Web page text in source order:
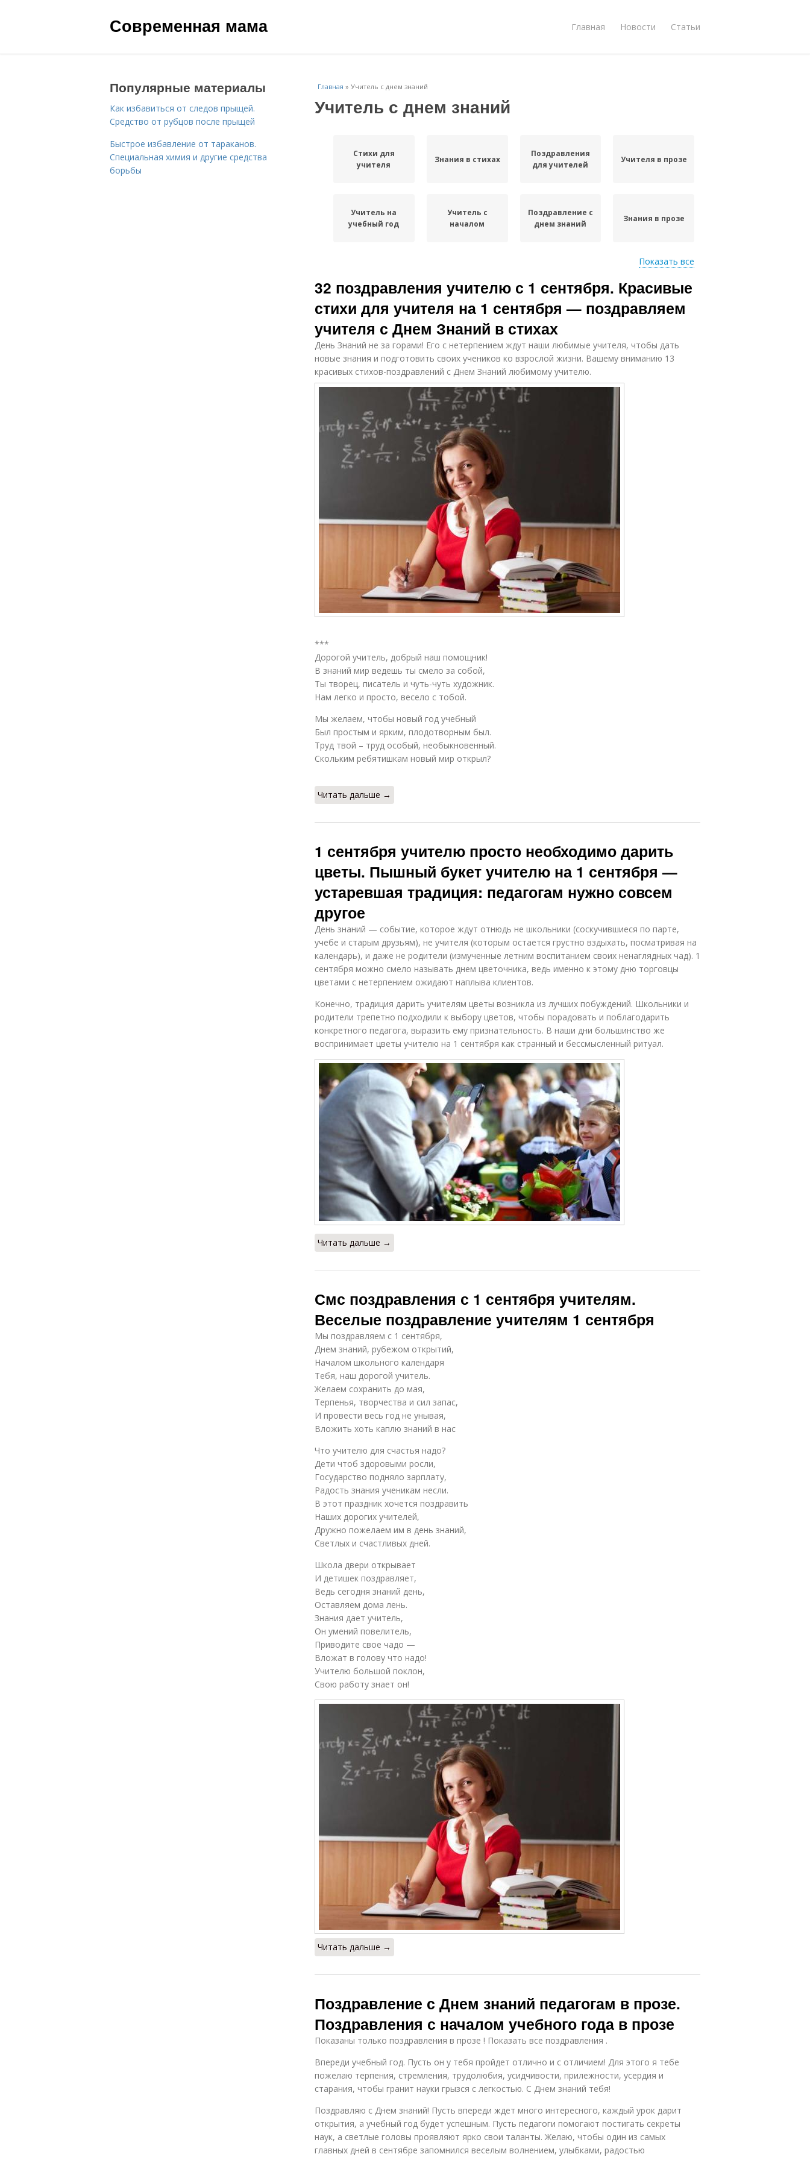
Современная мама Главная Новости Статьи
Главная » Учитель с днем знаний
Учитель с днем знаний
Стихи для
учителя
Знания в стихах
Поздравления
для учителей
Учителя в прозе
Учитель на
учебный год
Учитель с
началом
Поздравление с
днем знаний
Знания в прозе
учителя
знаний
знаний
днем учителя
Учителя от
родителей/
детей
Учитель с
юмором
Сентябрь для
учителей
Показать все
32 поздравления учителю с 1 сентября. Красивые
стихи для учителя на 1 сентября — поздравляем
учителя с Днем Знаний в стихах
День Знаний не за горами! Его с нетерпением ждут наши любимые учителя, чтобы дать
новые знания и подготовить своих учеников ко взрослой жизни. Вашему вниманию 13
красивых стихов-поздравлений с Днем Знаний любимому учителю.
***
Дорогой учитель, добрый наш помощник!
В знаний мир ведешь ты смело за собой,
Ты творец, писатель и чуть-чуть художник.
Нам легко и просто, весело с тобой.
Мы желаем, чтобы новый год учебный
Был простым и ярким, плодотворным был.
Труд твой – труд особый, необыкновенный.
Скольким ребятишкам новый мир открыл?
Читать дальше →
1 сентября учителю просто необходимо дарить
цветы. Пышный букет учителю на 1 сентября —
устаревшая традиция: педагогам нужно совсем
другое
День знаний — событие, которое ждут отнюдь не школьники (соскучившиеся по парте,
учебе и старым друзьям), не учителя (которым остается грустно вздыхать, посматривая на
календарь), и даже не родители (измученные летним воспитанием своих ненаглядных чад). 1
сентября можно смело называть днем цветочника, ведь именно к этому дню торговцы
цветами с нетерпением ожидают наплыва клиентов.
Конечно, традиция дарить учителям цветы возникла из лучших побуждений. Школьники и
родители трепетно подходили к выбору цветов, чтобы порадовать и поблагодарить
конкретного педагога, выразить ему признательность. В наши дни большинство же
воспринимает цветы учителю на 1 сентября как странный и бессмысленный ритуал.
Читать дальше →
Смс поздравления с 1 сентября учителям.
Веселые поздравление учителям 1 сентября
Мы поздравляем с 1 сентября,
Днем знаний, рубежом открытий,
Началом школьного календаря
Тебя, наш дорогой учитель.
Желаем сохранить до мая,
Терпенья, творчества и сил запас,
И провести весь год не унывая,
Вложить хоть каплю знаний в нас
Что учителю для счастья надо?
Дети чтоб здоровыми росли,
Государство подняло зарплату,
Радость знания ученикам несли.
В этот праздник хочется поздравить
Наших дорогих учителей,
Дружно пожелаем им в день знаний,
Светлых и счастливых дней.
Школа двери открывает
И детишек поздравляет,
Ведь сегодня знаний день,
Оставляем дома лень.
Знания дает учитель,
Он умений повелитель,
Приводите свое чадо —
Вложат в голову что надо!
Учителю большой поклон,
Свою работу знает он!
Читать дальше →
Поздравление с Днем знаний педагогам в прозе.
Поздравления с началом учебного года в прозе
Показаны только поздравления в прозе ! Показать все поздравления .
Впереди учебный год. Пусть он у тебя пройдет отлично и с отличием! Для этого я тебе
пожелаю терпения, стремления, трудолюбия, усидчивости, прилежности, усердия и
старания, чтобы гранит науки грызся с легкостью. С Днем знаний тебя!
Поздравляю с Днем знаний! Пусть впереди ждет много интересного, каждый урок дарит
открытия, а учебный год будет успешным. Пусть педагоги помогают постигать секреты
наук, а светлые головы проявляют ярко свои таланты. Желаю, чтобы один из самых
главных дней в сентябре запомнился веселым волнением, улыбками, радостью
Популярные материалы
Как избавиться от следов прыщей.
Средство от рубцов после прыщей
Быстрое избавление от тараканов.
Специальная химия и другие средства
борьбы